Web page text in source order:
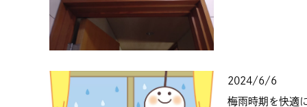
2024/6/6
梅雨時期を快適